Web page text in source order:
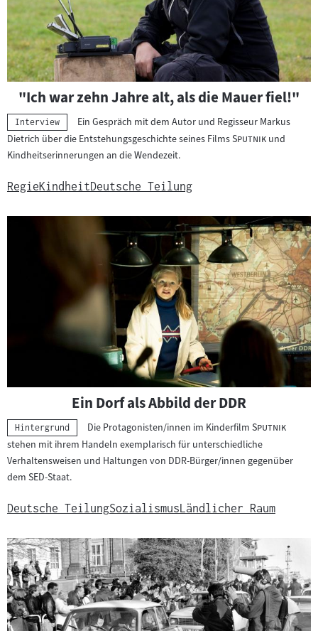
"Ich war zehn Jahre alt, als die Mauer fiel!"
Kategorie:
Interview
Ein Gespräch mit dem Autor und Regisseur Markus
Dietrich über die Entstehungsgeschichte seines Films"
Sputnik"und
Kindheitserinnerungen an die Wendezeit.
RegieKindheitDeutsche Teilung
Ein Dorf als Abbild der DDR
Kategorie:
Hintergrund Die Protagonisten/innen im Kinderfilm "
Sputnik"
stehen mit ihrem Handeln exemplarisch für unterschiedliche
Verhaltensweisen und Haltungen von DDR-Bürger/innen gegenüber
dem SED-Staat.
Deutsche TeilungSozialismusLändlicher Raum